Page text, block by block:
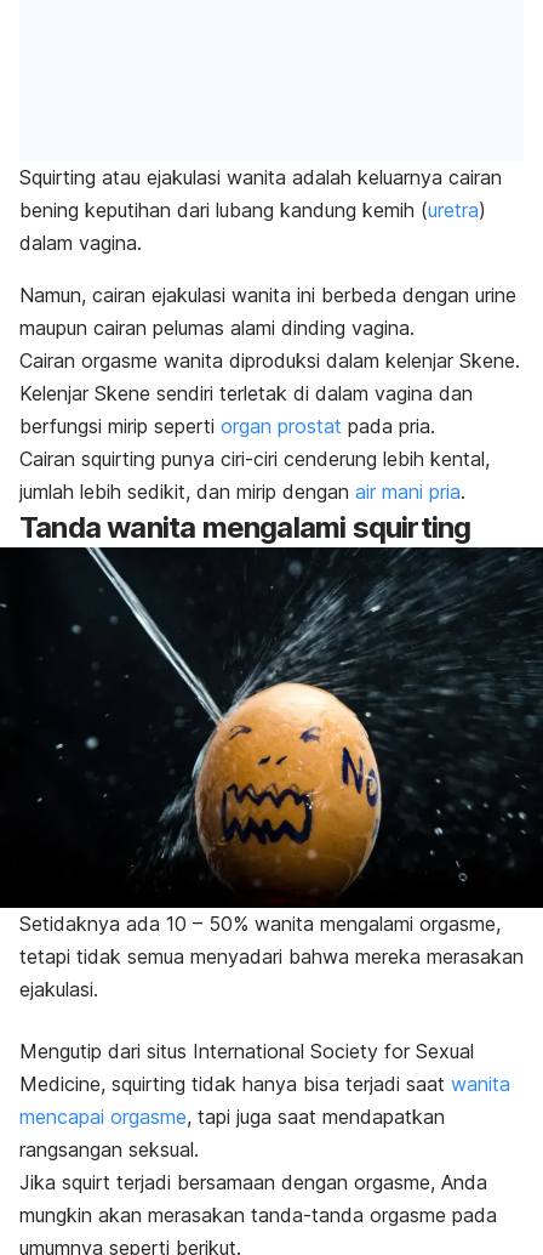
Squirting atau ejakulasi wanita adalah keluarnya cairan
bening keputihan dari lubang kandung kemih (uretra)
dalam vagina.
Namun, cairan ejakulasi wanita ini berbeda dengan urine
maupun cairan pelumas alami dinding vagina.
Cairan orgasme wanita diproduksi dalam kelenjar Skene.
Kelenjar Skene sendiri terletak di dalam vagina dan
berfungsi mirip seperti organ prostat pada pria.
Cairan squirting punya ciri-ciri cenderung lebih kental,
jumlah lebih sedikit, dan mirip dengan air mani pria.
Tanda wanita mengalami squirting
Setidaknya ada 10 – 50% wanita mengalami orgasme,
tetapi tidak semua menyadari bahwa mereka merasakan
ejakulasi.
Mengutip dari situs International Society for Sexual
Medicine, squirting tidak hanya bisa terjadi saat wanita
mencapai orgasme, tapi juga saat mendapatkan
rangsangan seksual.
Jika squirt terjadi bersamaan dengan orgasme, Anda
mungkin akan merasakan tanda-tanda orgasme pada
umumnya seperti berikut.